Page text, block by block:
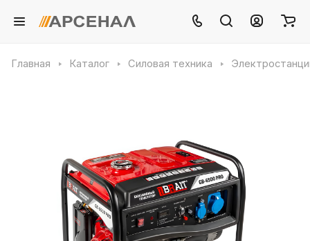
Главная Каталог Силовая техника